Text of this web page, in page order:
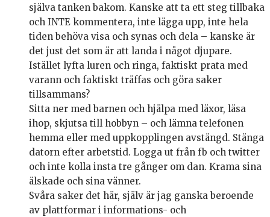
själva tanken bakom. Kanske att ta ett steg tillbaka
och INTE kommentera, inte lägga upp, inte hela
tiden behöva visa och synas och dela – kanske är
det just det som är att landa i något djupare.
Istället lyfta luren och ringa, faktiskt prata med
varann och faktiskt träffas och göra saker
tillsammans?
Sitta ner med barnen och hjälpa med läxor, läsa
ihop, skjutsa till hobbyn – och lämna telefonen
hemma eller med uppkopplingen avstängd. Stänga
datorn efter arbetstid. Logga ut från fb och twitter
och inte kolla insta tre gånger om dan. Krama sina
älskade och sina vänner.
Svåra saker det här, själv är jag ganska beroende
av plattformar i informations- och